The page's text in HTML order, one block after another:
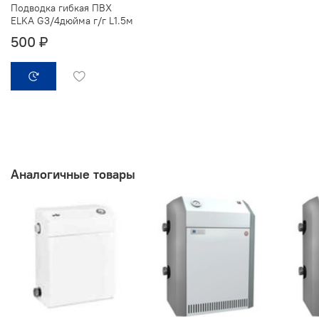
Подводка гибкая ПВХ
ELKA G3/4дюйма г/г L1.5м
500 ₽
Аналогичные товары